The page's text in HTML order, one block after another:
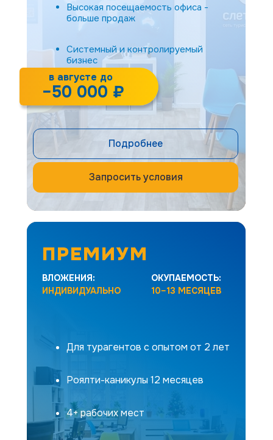
Высокая посещаемость офиса -
больше продаж
Системный и контролируемый
бизнес
Запросить условия
Подробнее
−50 000 ₽
в августе до
Для турагентов с опытом от 2 лет
Роялти-каникулы 12 месяцев
4+ рабочих мест
ПРЕМИУМ
ВЛОЖЕНИЯ:
ИНДИВИДУАЛЬНО
ОКУПАЕМОСТЬ:
10–13 МЕСЯЦЕВ